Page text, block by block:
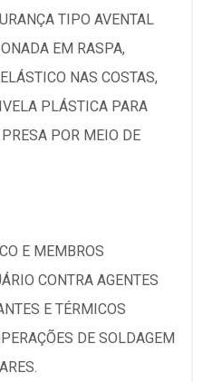
TIPO AVENTAL
EM RASPA,
NAS COSTAS,
PLÁSTICA PARA
POR MEIO DE
E MEMBROS
CONTRA AGENTES
E TÉRMICOS
DE SOLDAGEM